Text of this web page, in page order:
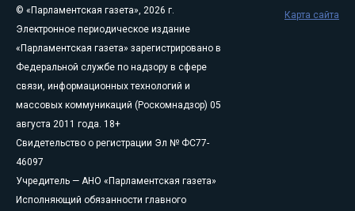
© «Парламентская газета», 2026 г.
Электронное периодическое издание
«Парламентская газета» зарегистрировано в
Федеральной службе по надзору в сфере
связи, информационных технологий и
массовых коммуникаций (Роскомнадзор) 05
августа 2011 года. 18+
Свидетельство о регистрации Эл № ФС77-
46097
Учредитель — АНО «Парламентская газета»
Исполняющий обязанности главного
Карта сайта